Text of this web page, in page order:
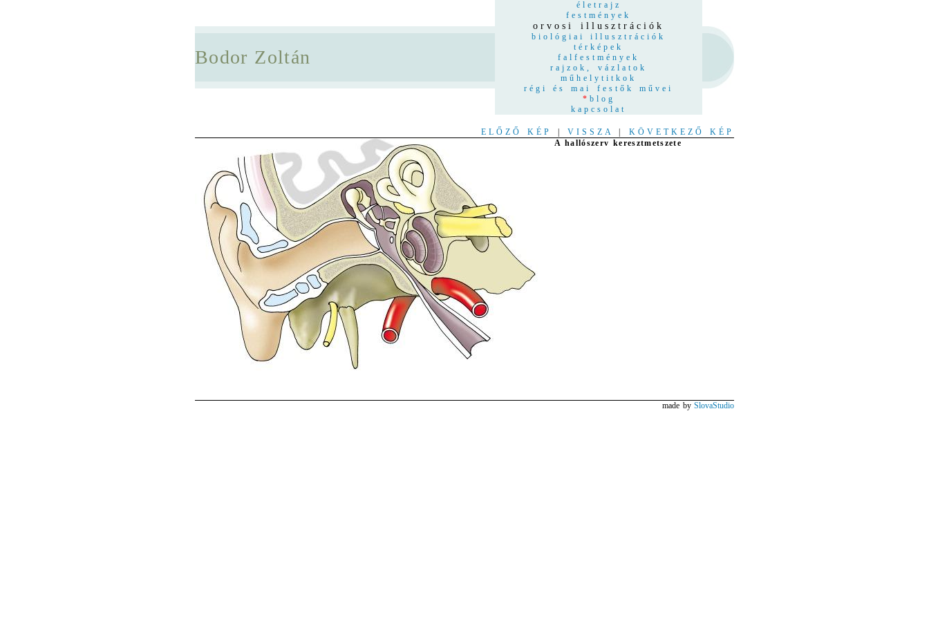
Bodor Zoltán
életrajz
festmények
orvosi illusztrációk
biológiai illusztrációk
térképek
falfestmények
rajzok, vázlatok
műhelytitkok
régi és mai festők művei
* blog
kapcsolat
ELŐZŐ KÉP VISSZA
KÖVETKEZŐ KÉP
A hallószerv keresztmetszete
made by SlovaStudio